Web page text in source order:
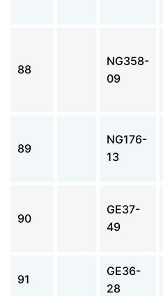
88
NG358-
09
89
NG176-
13
90
GE37-
49
91
GE36-
28